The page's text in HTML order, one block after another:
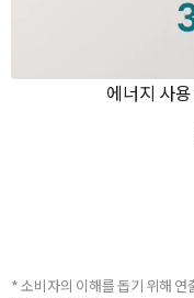
에너지 사
* 소비자의 이해를 돕기 위해 연